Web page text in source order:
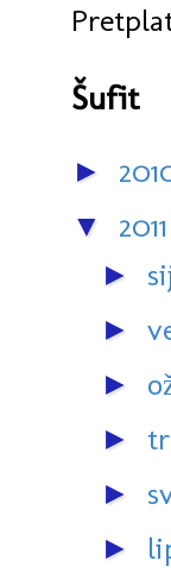
Šufit
►
▼ 2011
►
►
►
►
►
►